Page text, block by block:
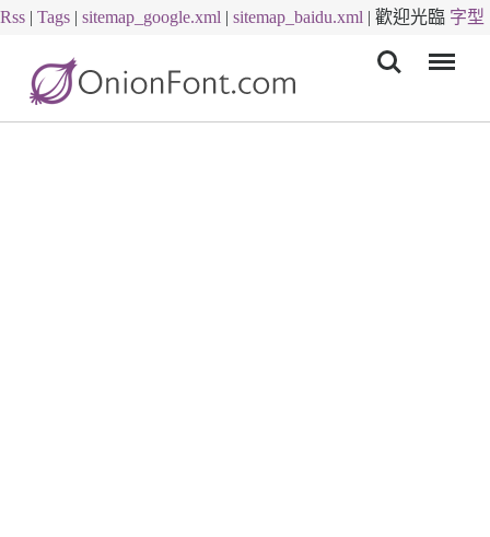
Rss | Tags | sitemap_google.xml | sitemap_baidu.xml | 歡迎光臨 字型